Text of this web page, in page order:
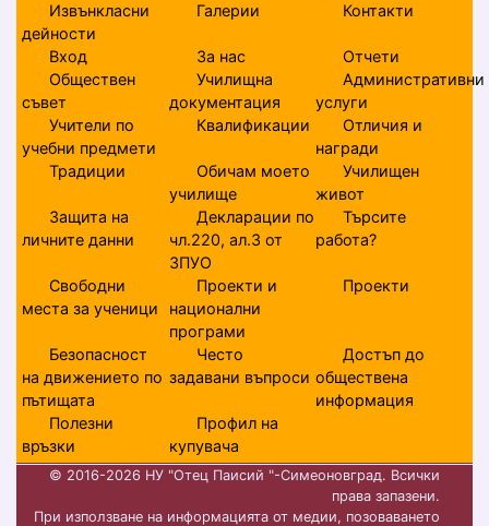
Извънкласни
дейности
Галерии Контакти
Вход За нас
Отчети
Обществен
съвет
Училищна
документация
Административни
услуги
Учители по
учебни предмети
Квалификации
Отличия и
награди
Традиции
Обичам моето
училище
Училищен
живот
Защита на
личните данни
Декларации по
чл.220, ал.3 от
ЗПУО
Търсите
работа?
Свободни
места за ученици
Проекти и
национални
програми
Проекти
Безопасност
на движението по
пътищата
Често
задавани въпроси
Достъп до
обществена
информация
Полезни
връзки
Профил на
купувача
© 2016-2026 НУ "Отец Паисий "-Симеоновград. Всички
права запазени.
При използване на информацията от медии, позоваването